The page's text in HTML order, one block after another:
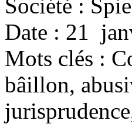
Société :
Date : 21
Mots clés :
bâillon,